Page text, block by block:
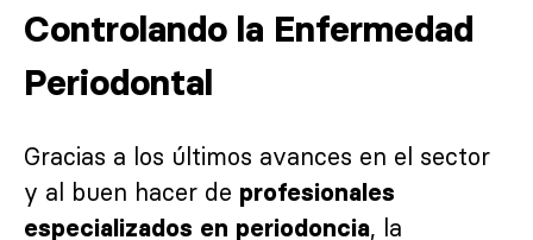
Controlando la Enfermedad
Periodontal
Gracias a los últimos avances en el sector
y al buen hacer de profesionales
especializados en periodoncia, la